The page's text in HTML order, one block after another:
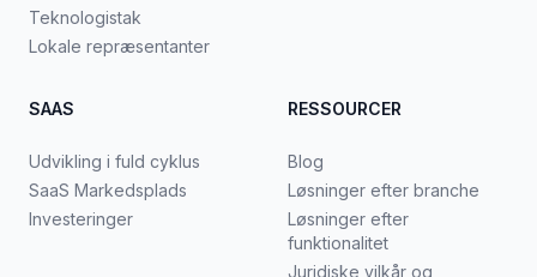
Teknologistak
Lokale repræsentanter
SAAS
Udvikling i fuld cyklus
SaaS Markedsplads
Investeringer
RESSOURCER
Blog
Løsninger efter branche
Løsninger efter
funktionalitet
Juridiske vilkår og